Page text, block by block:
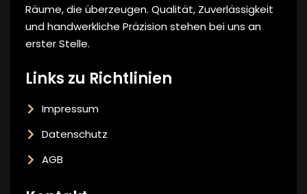
Räume, die überzeugen. Qualität, Zuverlässigkeit
und handwerkliche Präzision stehen bei uns an
erster Stelle.
Links zu Richtlinien
Impressum
Datenschutz
AGB